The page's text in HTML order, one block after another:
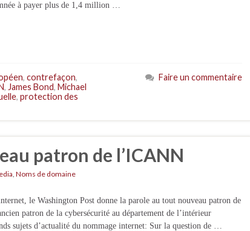
à payer plus de 1,4 million …
, contrefaçon,
, James Bond, Michael
, protection des
Faire un commentaire
patron de l’ICANN
, Noms de domaine
le Washington Post donne la parole au tout nouveau patron de
patron de la cybersécurité au département de l’intérieur
sujets d’actualité du nommage internet: Sur la question de …